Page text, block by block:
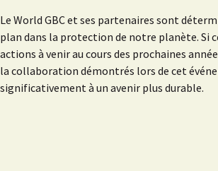
Le World GBC et ses partenaires sont
plan dans la protection de notre planète. Si
actions à venir au cours des prochaines
la collaboration démontrés lors de cet
significativement à un avenir plus durable.